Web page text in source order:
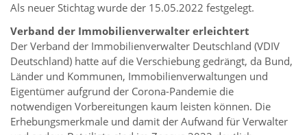
Als neuer Stichtag wurde der 15.05.2022 festgelegt.
Verband der Immobilienverwalter erleichtert
Der Verband der Immobilienverwalter Deutschland (VDIV
Deutschland) hatte auf die Verschiebung gedrängt, da Bund,
Länder und Kommunen, Immobilienverwaltungen und
Eigentümer aufgrund der Corona-Pandemie die
notwendigen Vorbereitungen kaum leisten können. Die
Erhebungsmerkmale und damit der Aufwand für Verwalter